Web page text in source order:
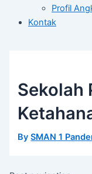
Profil
Kontak
Sekolah
BySMAN 1